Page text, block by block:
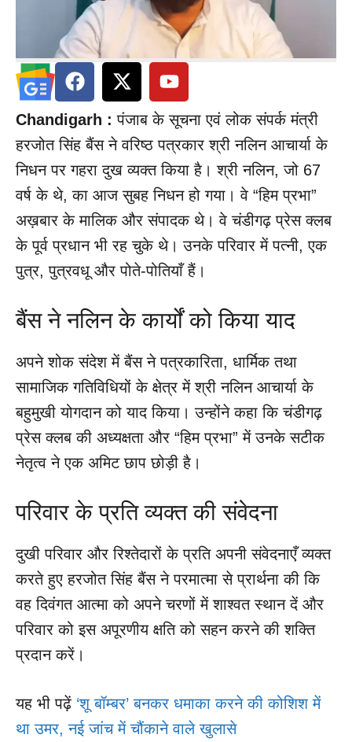
Chandigarh :पंजाब के सूचना एवं लोक संपर्क मंत्री
हरजोत सिंह बैंस ने वरिष्ठ पत्रकार श्री नलिन आचार्या के
निधन पर गहरा दुख व्यक्त किया है। श्री नलिन, जो 67
वर्ष के थे, का आज सुबह निधन हो गया। वे “हिम प्रभा”
अख़बार के मालिक और संपादक थे। वे चंडीगढ़ प्रेस क्लब
के पूर्व प्रधान भी रह चुके थे। उनके परिवार में पत्नी, एक
पुत्र, पुत्रवधू और पोते-पोतियाँ हैं।
बैंस ने नलिन के कार्यों को किया याद
अपने शोक संदेश में बैंस ने पत्रकारिता, धार्मिक तथा
सामाजिक गतिविधियों के क्षेत्र में श्री नलिन आचार्या के
बहुमुखी योगदान को याद किया। उन्होंने कहा कि चंडीगढ़
प्रेस क्लब की अध्यक्षता और “हिम प्रभा” में उनके सटीक
नेतृत्व ने एक अमिट छाप छोड़ी है।
परिवार के प्रति व्यक्त की संवेदना
दुखी परिवार और रिश्तेदारों के प्रति अपनी संवेदनाएँ व्यक्त
करते हुए हरजोत सिंह बैंस ने परमात्मा से प्रार्थना की कि
वह दिवंगत आत्मा को अपने चरणों में शाश्वत स्थान दें और
परिवार को इस अपूरणीय क्षति को सहन करने की शक्ति
प्रदान करें।
यह भी पढ़ें ‘शू बॉम्बर’ बनकर धमाका करने की कोशिश में
था उमर, नई जांच में चौंकाने वाले खुलासे